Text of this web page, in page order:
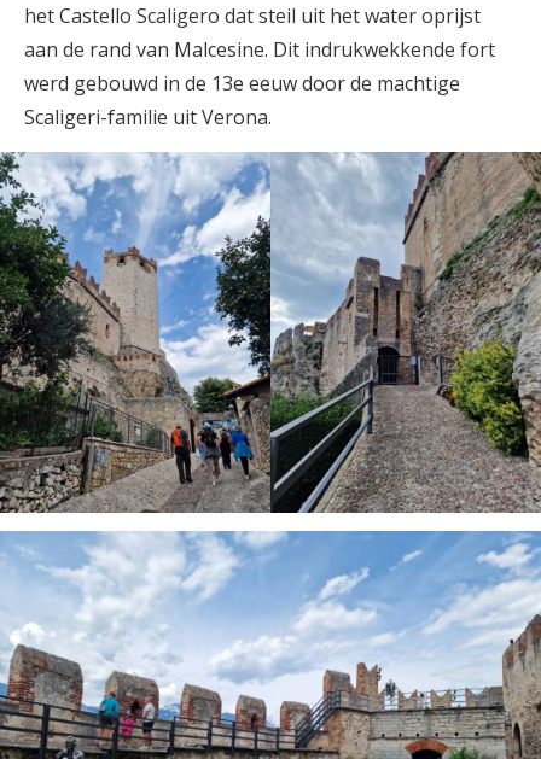
het Castello Scaligero dat steil uit het water oprijst
aan de rand van Malcesine. Dit indrukwekkende fort
werd gebouwd in de 13e eeuw door de machtige
Scaligeri-familie uit Verona.